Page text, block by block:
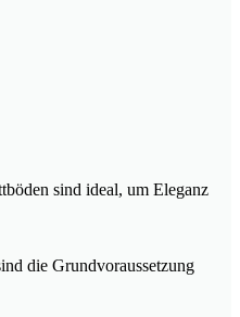
sind ideal, um Eleganz
die Grundvoraussetzung